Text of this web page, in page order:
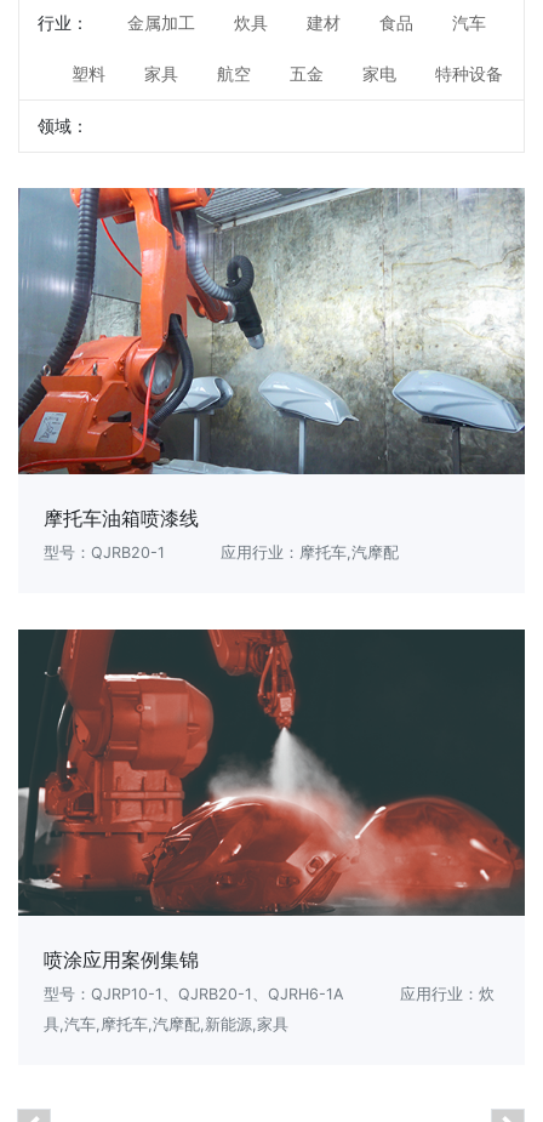
行业： 金属加工 炊具 建材 食品 汽车
塑料 家具 航空 五金 家电 特种设备
领域：
摩托车油箱喷漆线
型号：QJRB20-1 应用行业：摩托车,汽摩配
喷涂应用案例集锦
型号：QJRP10-1、QJRB20-1、QJRH6-1A
应用行业：炊
具,汽车,摩托车,汽摩配,新能源,家具